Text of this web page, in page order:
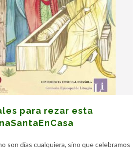
para rezar esta
son días cualquiera, sino que celebramos